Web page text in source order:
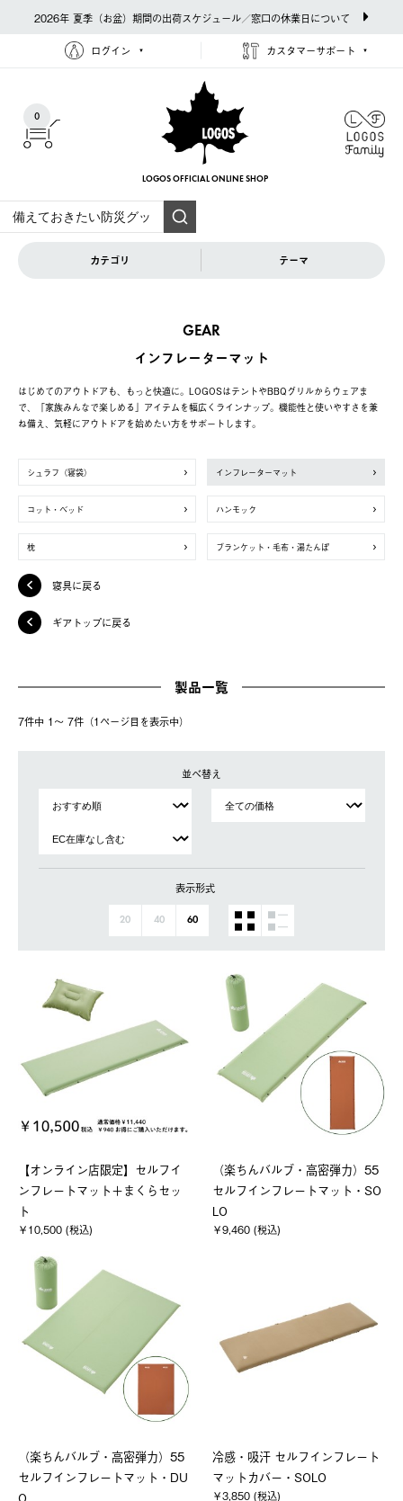
2026年 夏季（お盆）期間の出荷スケジュール／窓口の休業日について
ログイン カスタマーサポート
0
LOGOS OFFICIAL ONLINE SHOP
カテゴリ テーマ
GEAR
インフレーターマット
はじめてのアウトドアも、もっと快適に。LOGOSはテントやBBQグリルからウェアま
で、「家族みんなで楽しめる」アイテムを幅広くラインナップ。機能性と使いやすさを兼
ね備え、気軽にアウトドアを始めたい方をサポートします。
シュラフ（寝袋） インフレーターマット
コット・ベッド ハンモック
枕 ブランケット・毛布・湯たんぽ
寝具に戻る
ギアトップに戻る
製品一覧
7件中 1〜 7件（1ページ⽬を表⽰中）
並べ替え
表示形式
20 40 60
【オンライン店限定】セルフイ
ンフレートマット＋まくらセッ
ト
￥10,500 (税込)
（楽ちんバルブ・高密弾力）55
セルフインフレートマット・SO
LO
￥9,460 (税込)
（楽ちんバルブ・高密弾力）55
セルフインフレートマット・DU
冷感・吸汗 セルフインフレート
マットカバー・SOLO
￥3,850 (税込)